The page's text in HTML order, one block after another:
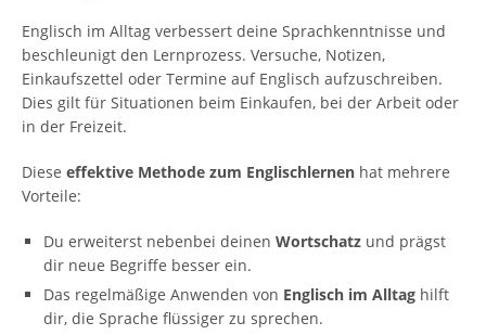
Englisch im Alltag verbessert deine Sprachkenntnisse und
beschleunigt den Lernprozess. Versuche, Notizen,
Einkaufszettel oder Termine auf Englisch aufzuschreiben.
Dies gilt für Situationen beim Einkaufen, bei der Arbeit oder
in der Freizeit.
Diese effektive Methode zum Englischlernen hat mehrere
Vorteile:
Du erweiterst nebenbei deinen Wortschatz und prägst
dir neue Begriffe besser ein.
Das regelmäßige Anwenden von Englisch im Alltag hilft
dir, die Sprache flüssiger zu sprechen.